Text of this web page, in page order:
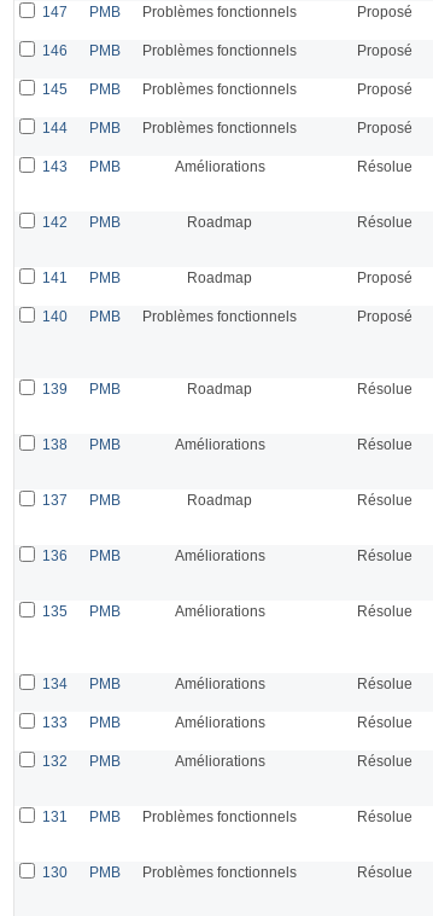
147 PMB Problèmes fonctionnels Proposé
146 PMB Problèmes fonctionnels Proposé
145 PMB Problèmes fonctionnels Proposé
144 PMB Problèmes fonctionnels Proposé
143 PMB Améliorations Résolue
142 PMB Roadmap Résolue
141 PMB Roadmap Proposé
140 PMB Problèmes fonctionnels Proposé
139 PMB Roadmap Résolue
138 PMB Améliorations Résolue
137 PMB Roadmap Résolue
136 PMB Améliorations Résolue
135 PMB Améliorations Résolue
134 PMB Améliorations Résolue
133 PMB Améliorations Résolue
132 PMB Améliorations Résolue
131 PMB Problèmes fonctionnels Résolue
130 PMB Problèmes fonctionnels Résolue